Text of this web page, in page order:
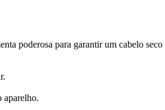
poderosa para garantir um cabelo
aparelho.